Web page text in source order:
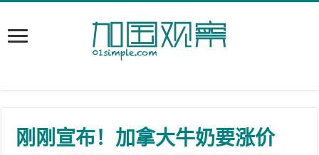
刚刚宣布！加拿大牛奶要涨价